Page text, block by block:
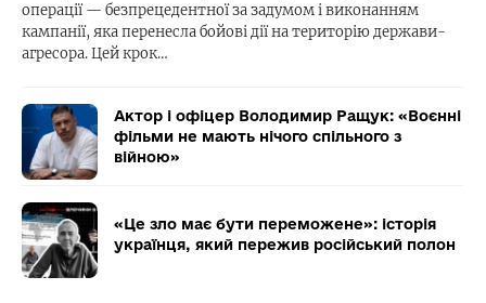
операції — безпрецедентної за задумом і виконанням
кампанії, яка перенесла бойові дії на територію держави-
агресора. Цей крок…
Актор і офіцер Володимир Ращук: «Воєнні
фільми не мають нічого спільного з
війною»
«Це зло має бути переможене»: історія
українця, який пережив російський полон